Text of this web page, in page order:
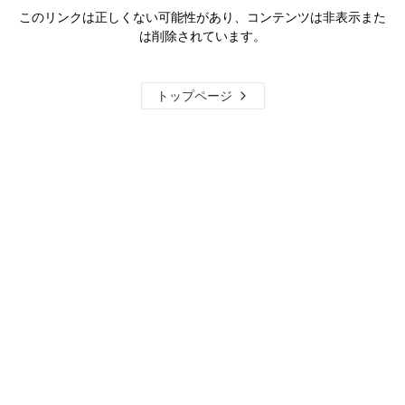
このリンクは正しくない可能性があり、コンテンツは非表示また
は削除されています。
トップページ